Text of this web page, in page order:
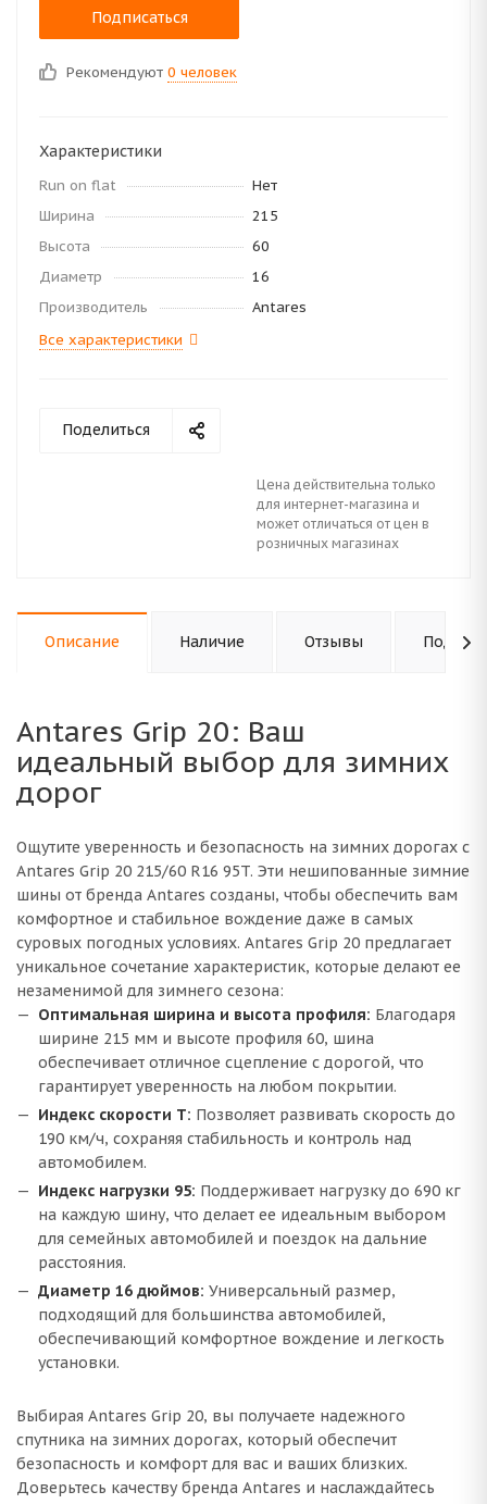
Подписаться
Рекомендуют 0 человек
Характеристики
Run on flat
Нет
Ширина
215
Высота
60
Диаметр
16
Производитель
Antares
Все характеристики
Поделиться
Цена действительна только
для интернет-магазина и
может отличаться от цен в
розничных магазинах
Описание Наличие Отзывы
Antares Grip 20: Ваш
идеальный выбор для зимних
дорог
Ощутите уверенность и безопасность на зимних дорогах с
Antares Grip 20 215/60 R16 95T. Эти нешипованные зимние
шины от бренда Antares созданы, чтобы обеспечить вам
комфортное и стабильное вождение даже в самых
суровых погодных условиях. Antares Grip 20 предлагает
уникальное сочетание характеристик, которые делают ее
незаменимой для зимнего сезона:
Оптимальная ширина и высота профиля: Благодаря
ширине 215 мм и высоте профиля 60, шина
обеспечивает отличное сцепление с дорогой, что
гарантирует уверенность на любом покрытии.
Индекс скорости T: Позволяет развивать скорость до
190 км/ч, сохраняя стабильность и контроль над
автомобилем.
Индекс нагрузки 95: Поддерживает нагрузку до 690 кг
на каждую шину, что делает ее идеальным выбором
для семейных автомобилей и поездок на дальние
расстояния.
Диаметр 16 дюймов: Универсальный размер,
подходящий для большинства автомобилей,
обеспечивающий комфортное вождение и легкость
установки.
Выбирая Antares Grip 20, вы получаете надежного
спутника на зимних дорогах, который обеспечит
безопасность и комфорт для вас и ваших близких.
Доверьтесь качеству бренда Antares и наслаждайтесь